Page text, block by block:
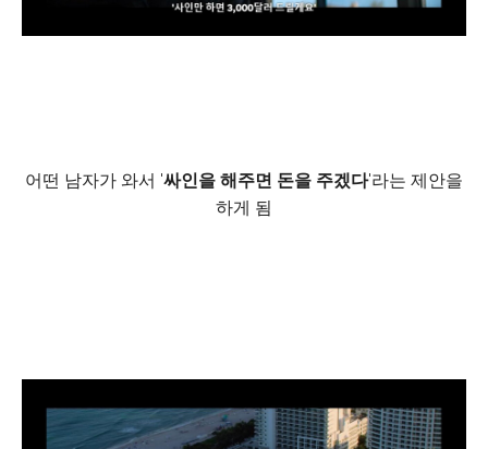
어떤 남자가 와서 '싸인을 해주면 돈을 주겠다'라는 제안을
하게 됨